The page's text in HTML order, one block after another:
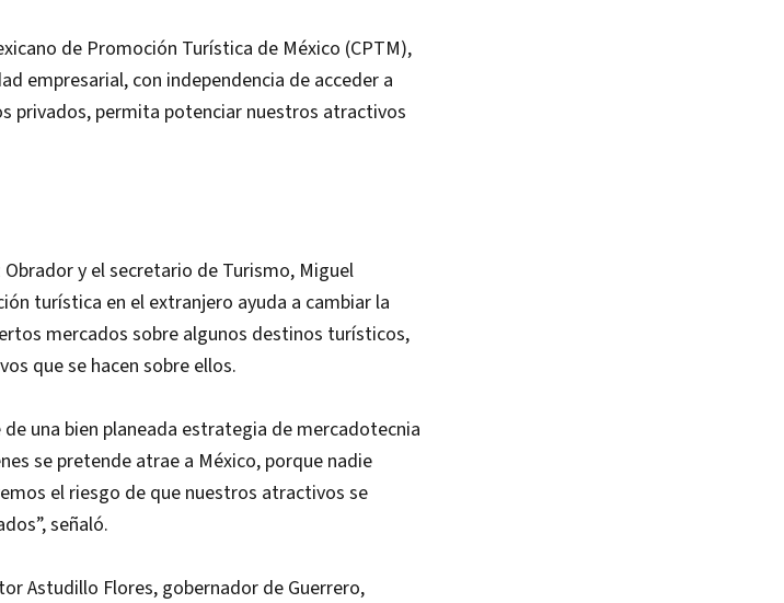
de Promoción Turística de México (CPTM),
empresarial, con independencia de acceder a
privados, permita potenciar nuestros atractivos
y el secretario de Turismo, Miguel
turística en el extranjero ayuda a cambiar la
mercados sobre algunos destinos turísticos,
que se hacen sobre ellos.
una bien planeada estrategia de mercadotecnia
se pretende atrae a México, porque nadie
el riesgo de que nuestros atractivos se
señaló.
Astudillo Flores, gobernador de Guerrero,